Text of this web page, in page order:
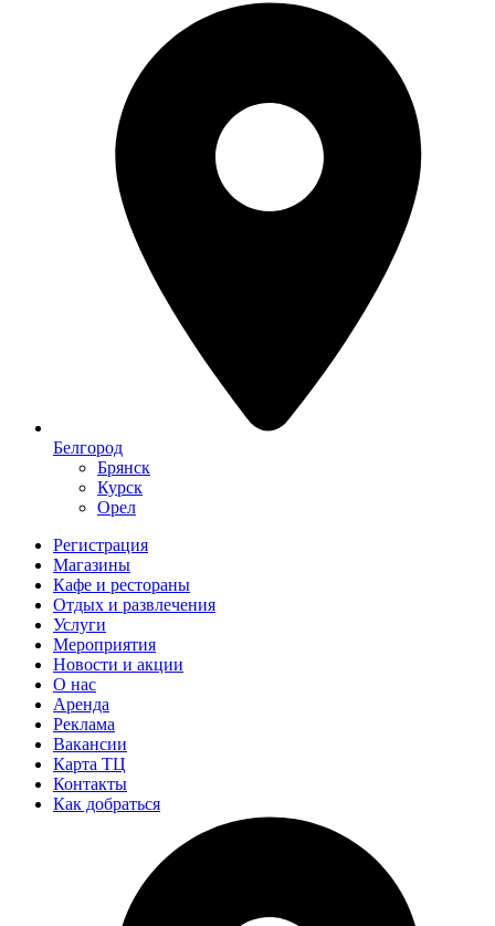
Белгород
Брянск
Курск
Орел
Регистрация
Магазины
Кафе и рестораны
Отдых и развлечения
Услуги
Мероприятия
Новости и акции
О нас
Аренда
Реклама
Вакансии
Карта ТЦ
Контакты
Как добраться